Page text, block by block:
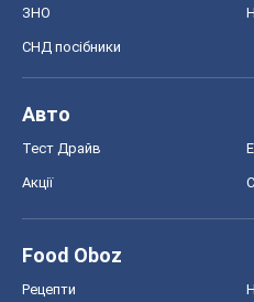
ЗНО
СНД посібники
Авто
Тест Драйв
Акції
Food Oboz
Рецепти